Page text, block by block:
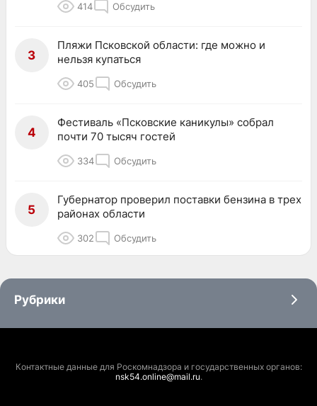
414 Обсудить
3
Пляжи Псковской области: где можно и
нельзя купаться
405 Обсудить
4
Фестиваль «Псковские каникулы» собрал
почти 70 тысяч гостей
334 Обсудить
5
Губернатор проверил поставки бензина в трех
районах области
302 Обсудить
Рубрики
Контактные данные для Роскомнадзора и государственных органов:
nsk54.online@mail.ru.